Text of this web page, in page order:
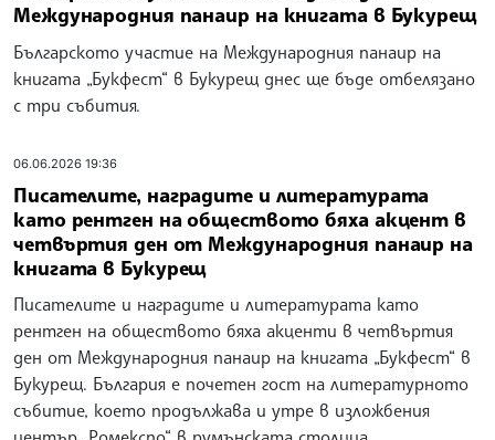
румънското списание „Културен наблюдател“. Той
и
Литературна прическа – немски фризьор
откъс от любима книга
Немският професионален стилист и артист Дани
Бойербах подстригва и боядисва безплатно всеки,
който му прочете откъс от любима книга. Мъжът,
който е родом от Мюнхен, гостува на Международния
панаир на книгата „Букфест“ в Букурещ и изненада
публиката с проекта си.
07.06.2026 18:12